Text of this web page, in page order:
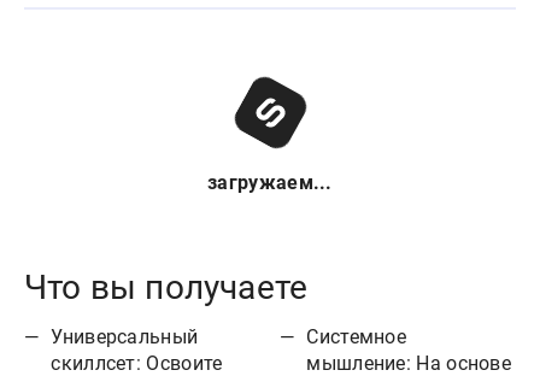
загружаем...
Что вы получаете
Универсальный
скиллсет: Освоите
Системное
мышление: На основе